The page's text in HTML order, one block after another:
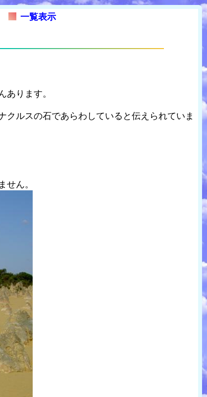
一覧表示
ります。
ルスの石であらわしていると伝えられていま
せん。